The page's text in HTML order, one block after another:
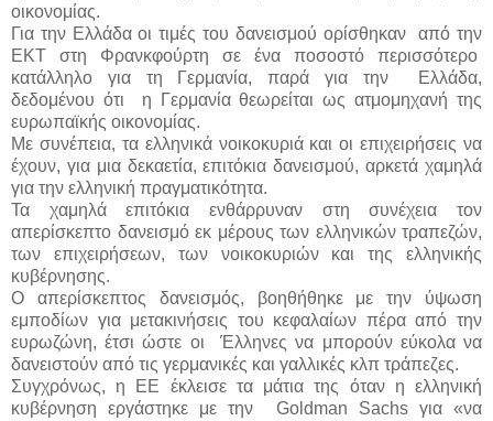
οικονομίας.
Για την Ελλάδα οι τιμές του δανεισμού ορίσθηκαν από την
ΕΚΤ στη Φρανκφούρτη σε ένα ποσοστό περισσότερο
κατάλληλο για τη Γερμανία, παρά για την Ελλάδα,
δεδομένου ότι η Γερμανία θεωρείται ως ατμομηχανή της
ευρωπαϊκής οικονομίας.
Με συνέπεια, τα ελληνικά νοικοκυριά και οι επιχειρήσεις να
έχουν, για μια δεκαετία, επιτόκια δανεισμού, αρκετά χαμηλά
για την ελληνική πραγματικότητα.
Τα χαμηλά επιτόκια ενθάρρυναν στη συνέχεια τον
απερίσκεπτο δανεισμό εκ μέρους των ελληνικών τραπεζών,
των επιχειρήσεων, των νοικοκυριών και της ελληνικής
κυβέρνησης.
Ο απερίσκεπτος δανεισμός, βοηθήθηκε με την ύψωση
εμποδίων για μετακινήσεις του κεφαλαίων πέρα από την
ευρωζώνη, έτσι ώστε οι Έλληνες να μπορούν εύκολα να
δανειστούν από τις γερμανικές και γαλλικές κλπ τράπεζες.
Συγχρόνως, η ΕΕ έκλεισε τα μάτια της όταν η ελληνική
κυβέρνηση εργάστηκε με την Goldman Sachs για «να